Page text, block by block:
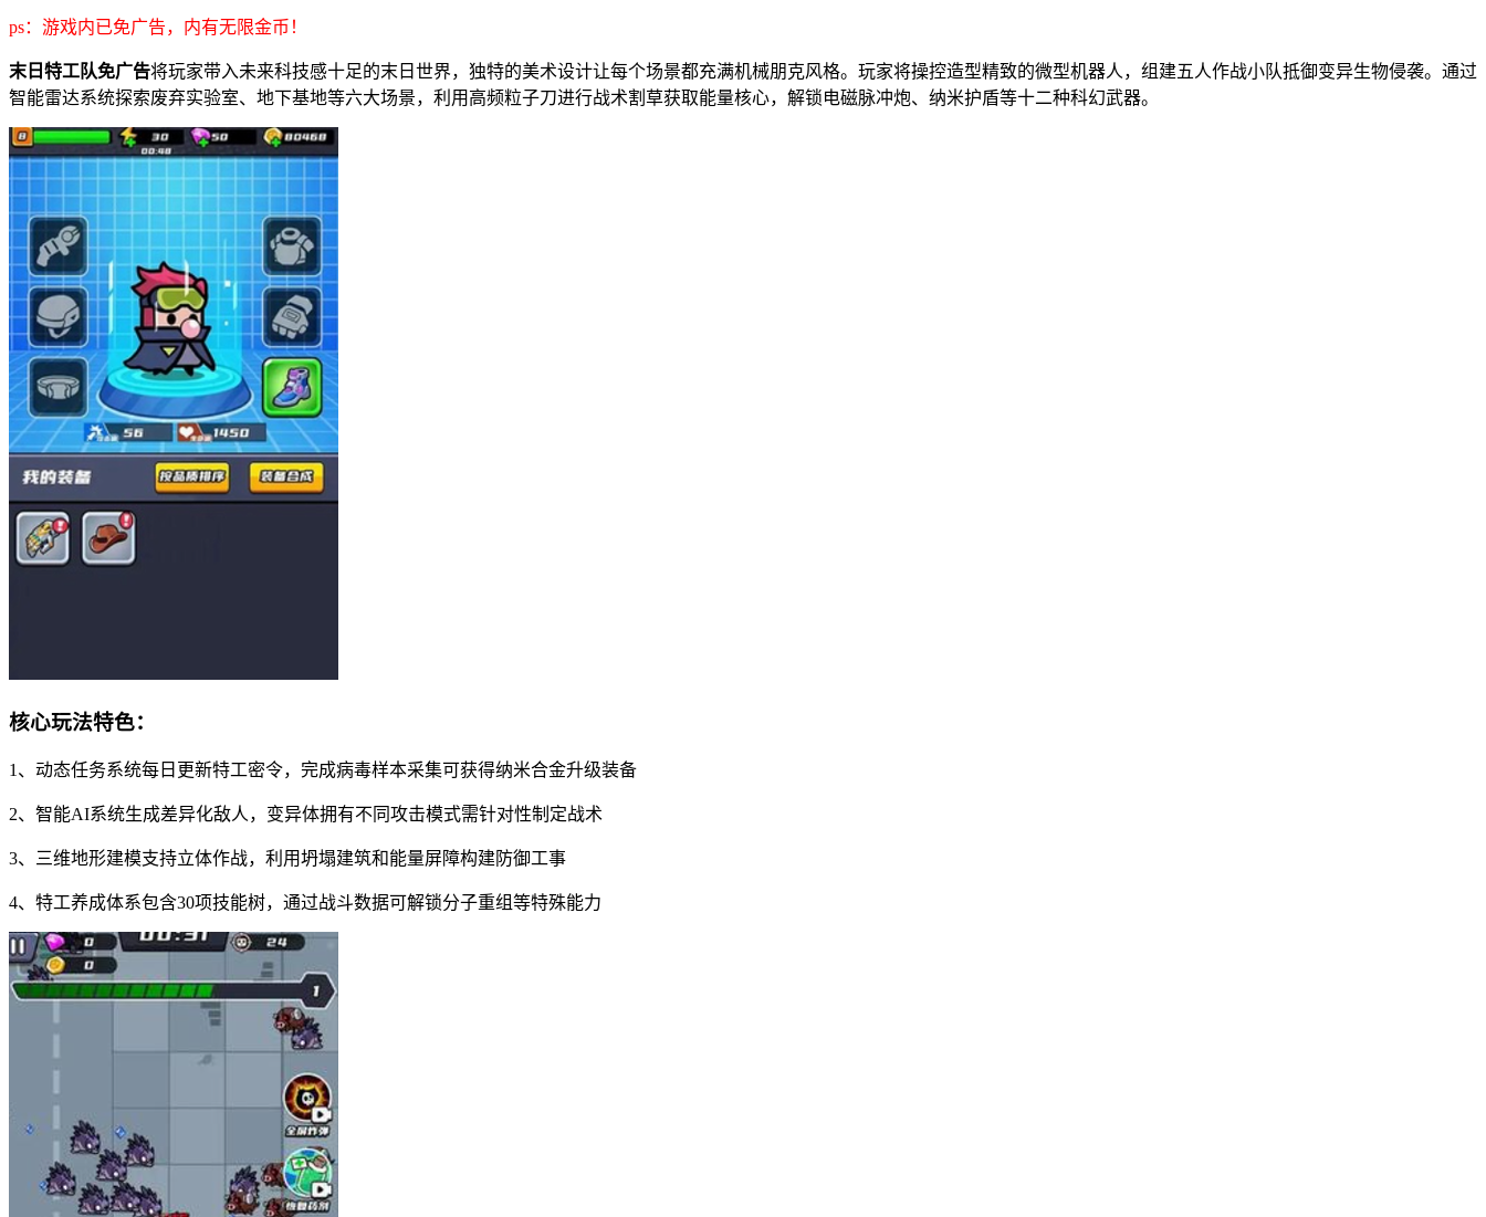
ps：游戏内已免广告，内有无限金币！
末日特工队免广告将玩家带入未来科技感十足的末日世界，独特的美术设计让每个场景都充满机械朋克风格。玩家将操控造型精致的微型机器人，组建五人作战小队抵御变异生物侵袭。通过
智能雷达系统探索废弃实验室、地下基地等六大场景，利用高频粒子刀进行战术割草获取能量核心，解锁电磁脉冲炮、纳米护盾等十二种科幻武器。
核心玩法特色：
1、动态任务系统每日更新特工密令，完成病毒样本采集可获得纳米合金升级装备
2、智能AI系统生成差异化敌人，变异体拥有不同攻击模式需针对性制定战术
3、三维地形建模支持立体作战，利用坍塌建筑和能量屏障构建防御工事
4、特工养成体系包含30项技能树，通过战斗数据可解锁分子重组等特殊能力